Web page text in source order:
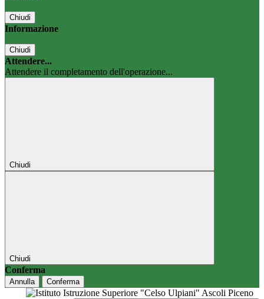
Chiudi
Informazione
Chiudi
Attendere...
Attendere il completamento dell'operazione...
Chiudi
Chiudi
Conferma
Annulla Conferma